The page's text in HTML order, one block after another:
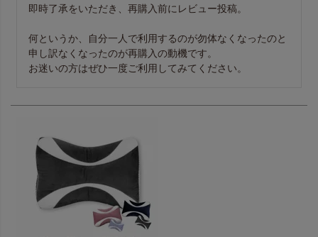
即時了承をいただき、再購入前にレビュー投稿。
何というか、自分一人で利用するのが勿体なくなったのと
申し訳なくなったのが再購入の動機です。
お迷いの方はぜひ一度ご利用してみてください。